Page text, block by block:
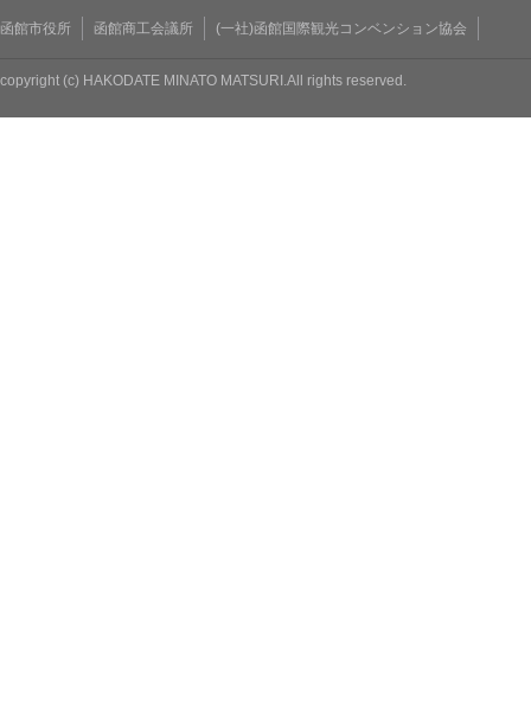
函館市役所 函館商工会議所 (一社)函館国際観光コンベンション協会
copyright (c) HAKODATE MINATO MATSURI.All rights reserved.